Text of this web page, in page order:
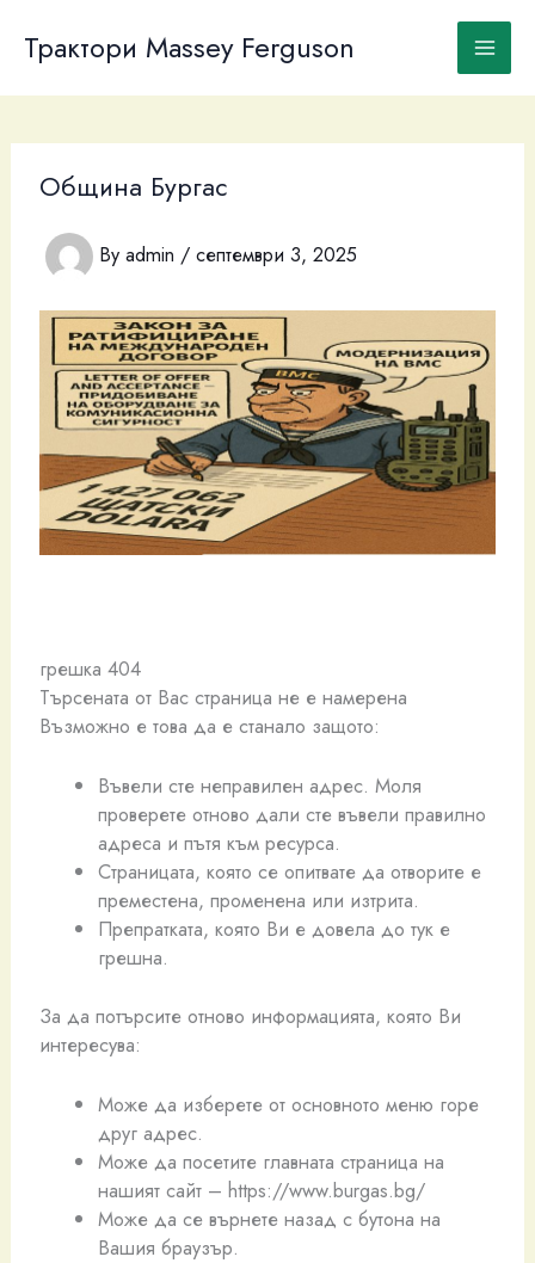
content
Трактори Massey Ferguson
Община Бургас
By admin / септември 3, 2025
грешка 404
Търсената от Вас страница не е намерена
Възможно е това да е станало защото:
Въвели сте неправилен адрес. Моля
проверете отново дали сте въвели правилно
адреса и пътя към ресурса.
Страницата, която се опитвате да отворите е
преместена, променена или изтрита.
Препратката, която Ви е довела до тук е
грешна.
За да потърсите отново информацията, която Ви
интересува:
Може да изберете от основното меню горе
друг адрес.
Може да посетите главната страница на
нашият сайт – https://www.burgas.bg/
Може да се върнете назад с бутона на
Вашия браузър.